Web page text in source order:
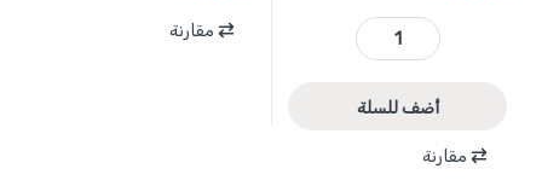
TAC2231151 - حجر جلخ معدن 4.5 انش سماكة 6 مم TOTAL quantity
أضف للسلة
مقارنة
مقارنة